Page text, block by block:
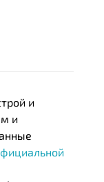
полотенца
не
и
именами.
и
и